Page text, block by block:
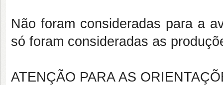
Não foram consideradas para a
só foram consideradas as
ATENÇÃO PARA AS